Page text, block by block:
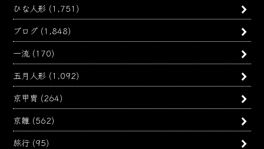
ひな人形 (1,751)
ブログ (1,848)
一流 (170)
五月人形 (1,092)
京甲冑 (264)
京雛 (562)
旅行 (95)